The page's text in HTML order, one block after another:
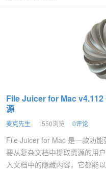
File Juicer for Mac v4.112
源
麦克先生 1550浏览 0评论
File Juicer for Mac 是一款功
要从复杂文档中提取资源的用
入文档中的隐藏内容，它都能